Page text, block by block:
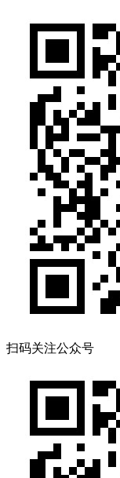
扫码关注公众号